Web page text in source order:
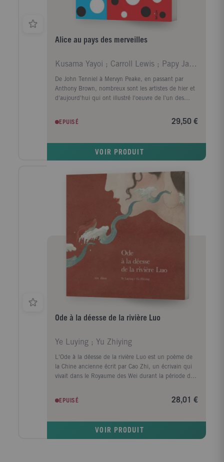
Alice au pays des merveilles
Kusama Yayoi ; Carroll Lewis ; Papy Jacques
De John Tenniel à Mervyn Peake, en passant par
Anthony Brown, nombreux sont les artistes de hier et
d'aujourd'hui qui ont illustré l'oeuvre de l'un des
une nouvelle version, qui détonne par son explosion
l'oeuvre de l'artiste Yayoi Kusama. Couleurs
sur la typographie et la mise en page, le texte et les
images s'entrelacent et se superposent, créant un lien
sans cesse renouvelé et modernisé avec le monde rêvé
EPUISÉ 29,50 €
VOIR PRODUIT
Ode à la déesse de la rivière Luo
Ye Luying ; Yu Zhiying
L'Ode à la déesse de la rivière Luo est un poème de
la Chine ancienne écrit par Cao Zhi, un écrivain qui
vivait dans le Royaume des Wei durant la période des
caractérisé par un ton grave mais plein d'émotion,
l'ancien empereur-dieu Fuxi, qui, avec la déesse mère
EPUISÉ 28,01 €
VOIR PRODUIT